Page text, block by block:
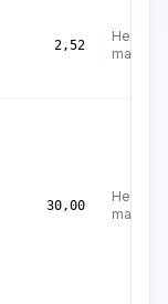
2,52
Heures
machine
30,00
Heures
machine